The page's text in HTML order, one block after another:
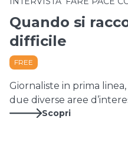
Quando si
difficile
FREE
Giornaliste in prima
due diverse aree
Scopri